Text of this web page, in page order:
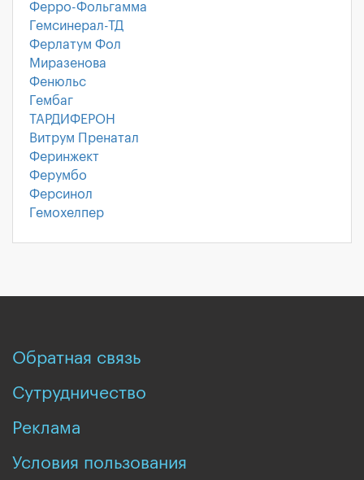
Ферро-Фольгамма
Гемсинерал-ТД
Ферлатум Фол
Миразенова
Фенюльс
Гембаг
ТАРДИФЕРОН
Витрум Пренатал
Феринжект
Ферумбо
Ферсинол
Гемохелпер
Обратная связь
Сутрудничество
Реклама
Условия пользования